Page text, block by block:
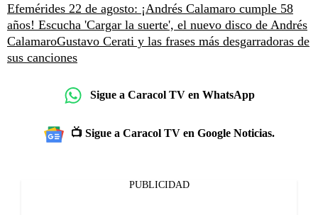
Efemérides 22 de agosto: ¡Andrés Calamaro cumple 58
años! Escucha 'Cargar la suerte', el nuevo disco de Andrés
CalamaroGustavo Cerati y las frases más desgarradoras de
sus canciones
Sigue a Caracol TV en WhatsApp
📺 Sigue a Caracol TV en Google Noticias.
PUBLICIDAD